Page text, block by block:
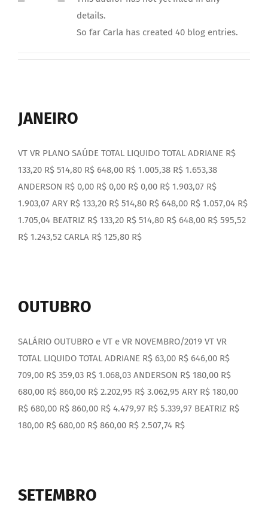
details.
So far Carla has created 40 blog entries.
JANEIRO
VT VR PLANO SAÚDE TOTAL LIQUIDO TOTAL ADRIANE R$
133,20 R$ 514,80 R$ 648,00 R$ 1.005,38 R$ 1.653,38
ANDERSON R$ 0,00 R$ 0,00 R$ 0,00 R$ 1.903,07 R$
1.903,07 ARY R$ 133,20 R$ 514,80 R$ 648,00 R$ 1.057,04 R$
1.705,04 BEATRIZ R$ 133,20 R$ 514,80 R$ 648,00 R$ 595,52
R$ 1.243,52 CARLA R$ 125,80 R$
OUTUBRO
SALÁRIO OUTUBRO e VT e VR NOVEMBRO/2019 VT VR
TOTAL LIQUIDO TOTAL ADRIANE R$ 63,00 R$ 646,00 R$
709,00 R$ 359,03 R$ 1.068,03 ANDERSON R$ 180,00 R$
680,00 R$ 860,00 R$ 2.202,95 R$ 3.062,95 ARY R$ 180,00
R$ 680,00 R$ 860,00 R$ 4.479,97 R$ 5.339,97 BEATRIZ R$
180,00 R$ 680,00 R$ 860,00 R$ 2.507,74 R$
SETEMBRO